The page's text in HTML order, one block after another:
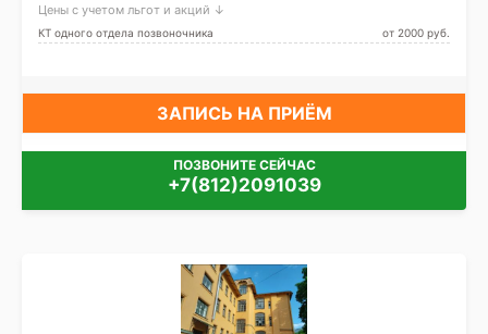
Электросила, Проспект
Славы, Дунайская
Цены с учетом льгот и акций ↓
КТ одного отдела позвоночника от 2000 pуб.
ЗАПИСЬ НА ПРИЁМ
ПОЗВОНИТЕ СЕЙЧАС
+7(812)2091039